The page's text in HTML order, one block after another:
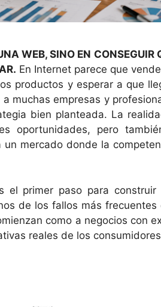
WEB, SINO EN CONSEGUIR
En Internet parece que
productos y esperar a que
muchas empresas y
bien planteada. La
oportunidades, pero
mercado donde la
el primer paso para
de los fallos más
como a negocios con
reales de los